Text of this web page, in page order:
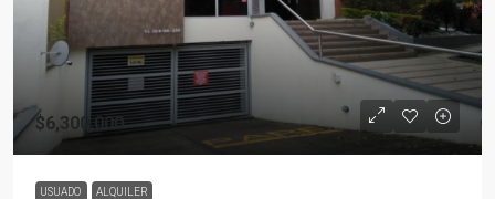
$6,300,000
USUADO ALQUILER